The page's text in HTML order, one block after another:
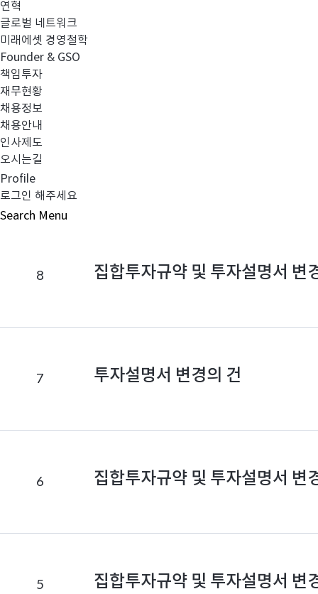
연혁
글로벌 네트워크
미래에셋 경영철학
Founder & GSO
책임투자
재무현황
채용정보
채용안내
인사제도
오시는길
Profile
로그인 해주세요
Search Menu
번
호
,
제
목
,
출
처
,
첨
부
파
10
8 집합투자규약 및 투자설명서 변
7 투자설명서 변경의 건
6 집합투자규약 및 투자설명서 변
5 집합투자규약 및 투자설명서 변